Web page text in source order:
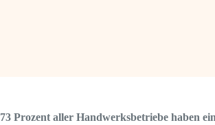
73 Prozent aller Handwerksbetriebe haben